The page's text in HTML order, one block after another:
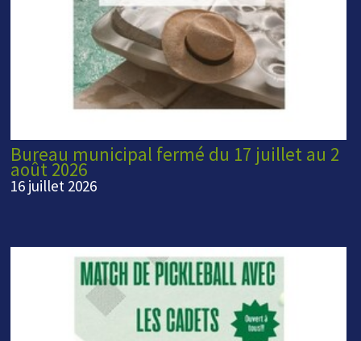
Bureau municipal fermé du 17 juillet au 2
août 2026
16 juillet 2026